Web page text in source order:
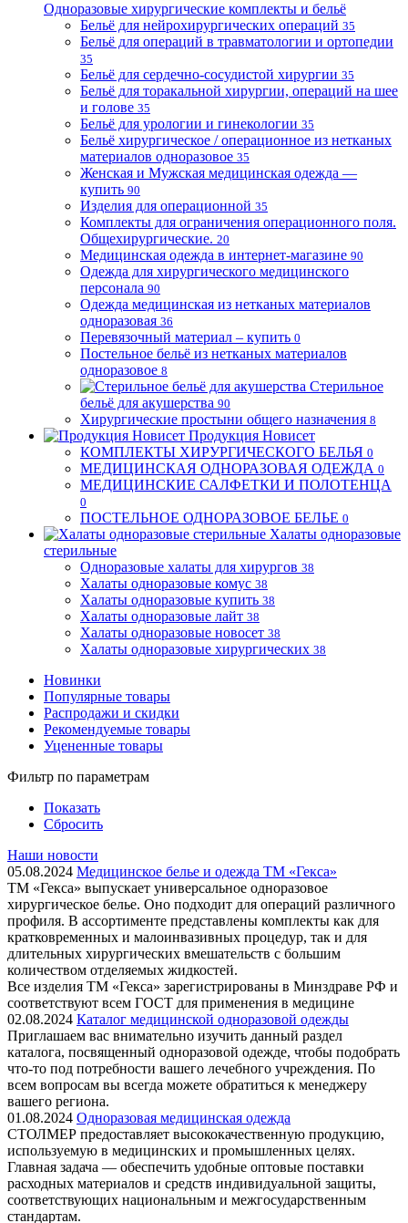
Одноразовые хирургические комплекты и бельё
Бельё для нейрохирургических операций 35
Бельё для операций в травматологии и ортопедии
35
Бельё для сердечно-сосудистой хирургии 35
Бельё для торакальной хирургии, операций на шее
и голове 35
Бельё для урологии и гинекологии 35
Бельё хирургическое / операционное из нетканых
материалов одноразовое 35
Женская и Мужская медицинская одежда —
купить 90
Изделия для операционной 35
Комплекты для ограничения операционного поля.
Общехирургические. 20
Медицинская одежда в интернет-магазине 90
Одежда для хирургического медицинского
персонала 90
Одежда медицинская из нетканых материалов
одноразовая 36
Перевязочный материал – купить 0
Постельное бельё из нетканых материалов
одноразовое 8
Стерильное
бельё для акушерства 90
Хирургические простыни общего назначения 8
Продукция Новисет
КОМПЛЕКТЫ ХИРУРГИЧЕСКОГО БЕЛЬЯ 0
МЕДИЦИНСКАЯ ОДНОРАЗОВАЯ ОДЕЖДА 0
МЕДИЦИНСКИЕ САЛФЕТКИ И ПОЛОТЕНЦА
0
ПОСТЕЛЬНОЕ ОДНОРАЗОВОЕ БЕЛЬЕ 0
Халаты одноразовые
стерильные
Одноразовые халаты для хирургов 38
Халаты одноразовые комус 38
Халаты одноразовые купить 38
Халаты одноразовые лайт 38
Халаты одноразовые новосет 38
Халаты одноразовые хирургических 38
Новинки
Популярные товары
Распродажи и скидки
Рекомендуемые товары
Уцененные товары
Фильтр по параметрам
Показать
Сбросить
Наши новости
05.08.2024 Медицинское белье и одежда ТМ «Гекса»
ТМ «Гекса» выпускает универсальное одноразовое
хирургическое белье. Оно подходит для операций различного
профиля. В ассортименте представлены комплекты как для
кратковременных и малоинвазивных процедур, так и для
длительных хирургических вмешательств с большим
количеством отделяемых жидкостей.
Все изделия ТМ «Гекса» зарегистрированы в Минздраве РФ и
соответствуют всем ГОСТ для применения в медицине
02.08.2024 Каталог медицинской одноразовой одежды
Приглашаем вас внимательно изучить данный раздел
каталога, посвященный одноразовой одежде, чтобы подобрать
что-то под потребности вашего лечебного учреждения. По
всем вопросам вы всегда можете обратиться к менеджеру
вашего региона.
01.08.2024 Одноразовая медицинская одежда
СТОЛМЕР предоставляет высококачественную продукцию,
используемую в медицинских и промышленных целях.
Главная задача — обеспечить удобные оптовые поставки
расходных материалов и средств индивидуальной защиты,
соответствующих национальным и межгосударственным
стандартам.